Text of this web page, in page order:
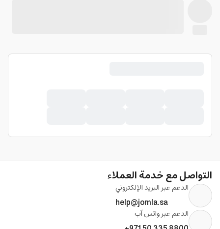
التواصل مع خدمة العملاء
الدعم عبر البريد الإلكتروني
help@jomla.sa
الدعم عبر واتس آب